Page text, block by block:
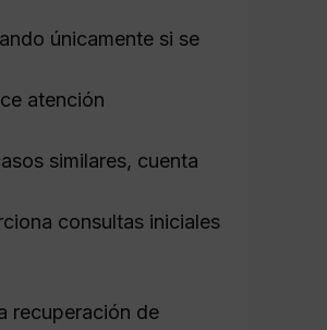
únicamente si se
atención
similares, cuenta
consultas iniciales
recuperación de